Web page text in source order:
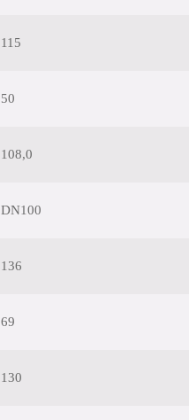
115
50
108,0
DN100
136
69
130